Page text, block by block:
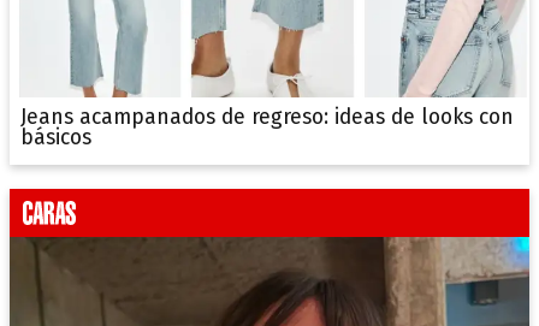
Jeans acampanados de regreso: ideas de looks con
básicos